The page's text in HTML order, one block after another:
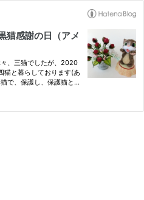
猫感謝の日（アメ
、三猫でしたが、2020
猫と暮らしております(あ
で、保護し、保護猫とし
おります。 猫に関する